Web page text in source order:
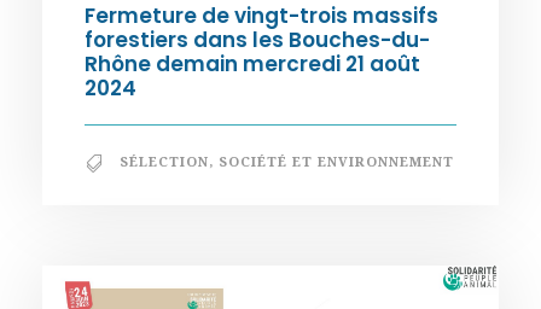
Fermeture de vingt-trois massifs
forestiers dans les Bouches-du-
Rhône demain mercredi 21 août
2024
SÉLECTION, SOCIÉTÉ ET ENVIRONNEMENT